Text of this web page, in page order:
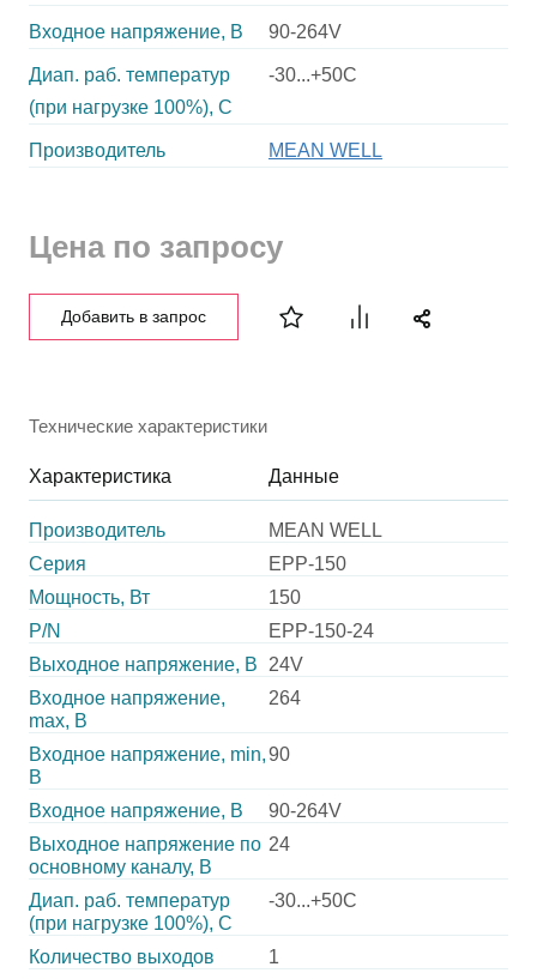
Входное напряжение, В 90-264V
Диап. раб. температур
(при нагрузке 100%), C
-30...+50C
Производитель MEAN WELL
Цена по запросу
Добавить в запрос
Технические характеристики
Характеристика Данные
Производитель
MEAN WELL
Серия
EPP-150
Мощность, Вт
150
P/N
EPP-150-24
Выходное напряжение, В
24V
Входное напряжение,
max, В
264
Входное напряжение, min,
В
90
Входное напряжение, В
90-264V
Выходное напряжение по
основному каналу, В
24
Диап. раб. температур
(при нагрузке 100%), C
-30...+50C
Количество выходов
1